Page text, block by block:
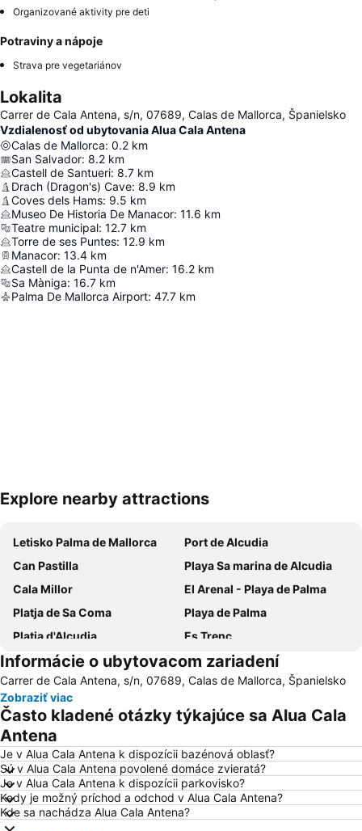
Organizované aktivity pre deti
Potraviny a nápoje
Strava pre vegetariánov
Lokalita
Carrer de Cala Antena, s/n, 07689, Calas de Mallorca, Španielsko
Vzdialenosť od ubytovania Alua Cala Antena
Calas de Mallorca: 0.2 km
San Salvador: 8.2 km
Castell de Santueri: 8.7 km
Drach (Dragon's) Cave: 8.9 km
Coves dels Hams: 9.5 km
Museo De Historia De Manacor: 11.6 km
Teatre municipal: 12.7 km
Torre de ses Puntes: 12.9 km
Manacor: 13.4 km
Castell de la Punta de n'Amer: 16.2 km
Sa Màniga: 16.7 km
Palma De Mallorca Airport: 47.7 km
Explore nearby attractions
Letisko Palma de Mallorca
Port de Alcudia
Can Pastilla
Playa Sa marina de Alcudia
Cala Millor
El Arenal - Playa de Palma
Platja de Sa Coma
Playa de Palma
Platja d'Alcudia
Es Trenc
Cala d'Or
S'Arenal
Cala Agulla
S´Illot - Cala Moreja
Can Picafort
Parc Natural de s'Albufera de Mallorca
Port de Portopetro
Ses Covetes
Son Moll
Akvárium Palma
Cala Estància
Placa Major
Plaża Sa Torre
Mega Park
Club Marítim San Antonio de la Playa
Informácie o ubytovacom zariadení
Carrer de Cala Antena, s/n, 07689, Calas de Mallorca, Španielsko
Zobraziť viac
Často kladené otázky týkajúce sa Alua Cala
Antena
Je v Alua Cala Antena k dispozícii bazénová oblasť?
Sú v Alua Cala Antena povolené domáce zvieratá?
Je v Alua Cala Antena k dispozícii parkovisko?
Kedy je možný príchod a odchod v Alua Cala Antena?
Kde sa nachádza Alua Cala Antena?